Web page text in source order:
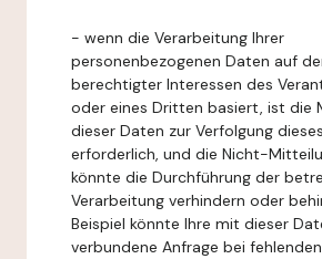
- wenn die Verarbeitung Ihrer
personenbezogenen Daten auf
berechtigter Interessen des
oder eines Dritten basiert, ist die
dieser Daten zur Verfolgung
erforderlich, und die Nicht-
könnte die Durchführung der
Verarbeitung verhindern oder
Beispiel könnte Ihre mit dieser
verbundene Anfrage bei fehlenden